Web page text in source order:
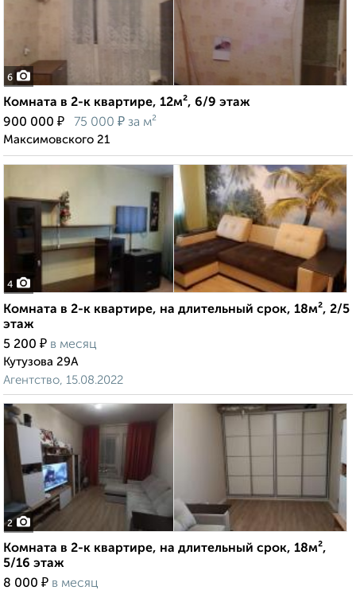
6
Комната в 2-к квартире, 12м², 6/9 этаж
900 000 ₽ 75 000 ₽ за м²
Максимовского 21
4
Комната в 2-к квартире, на длительный срок, 18м², 2/5
этаж
5 200 ₽ в месяц
Кутузова 29А
Агентство, 15.08.2022
2
Комната в 2-к квартире, на длительный срок, 18м²,
5/16 этаж
8 000 ₽ в месяц